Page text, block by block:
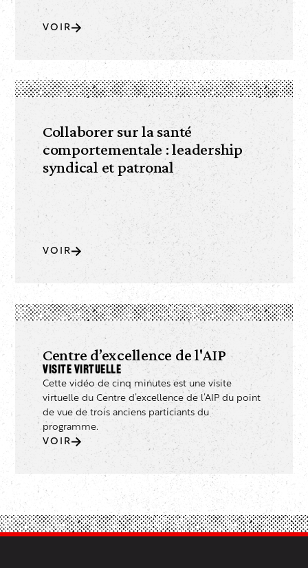
VOIR
Collaborer sur la santé
comportementale : leadership
syndical et patronal
VOIR
Centre d’excellence de l'AIP
Visite virtuelle
Cette vidéo de cinq minutes est une visite
virtuelle du Centre d’excellence de l’AIP du point
de vue de trois anciens particiants du
programme.
VOIR